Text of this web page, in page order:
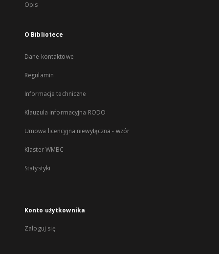
Opis
O Bibliotece
Dane kontaktowe
Regulamin
Informacje techniczne
Klauzula informacyjna RODO
Umowa licencyjna niewyłączna - wzór
Klaster WMBC
Statystyki
Konto użytkownika
Zaloguj się